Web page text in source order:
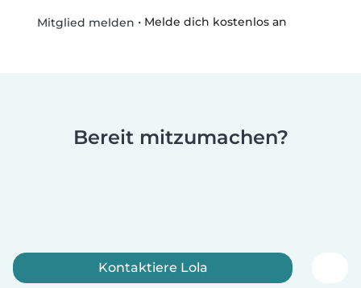
Mitglied melden • Melde dich kostenlos an
Bereit mitzumachen?
Kontaktiere Lola